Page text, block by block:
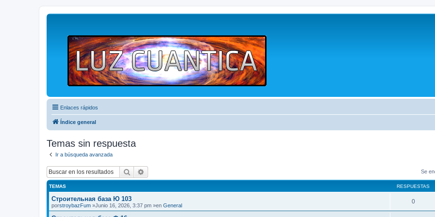
Enlaces rápidos
Índice general
Temas sin respuesta
Ir a búsqueda avanzada
Buscar Se
TEMAS RESPUESTAS
Строительная база Ю 103
porstroybazFum »Junio 16, 2026, 3:37 pm »en General
0